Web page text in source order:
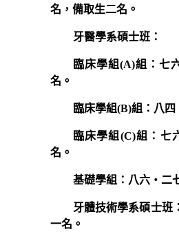
名，備取生二名。
牙醫學系碩士班：
臨床學組(A)組：七
名。
臨床學組(B)組：八
臨床學組(C)組：
名。
基礎學組：八六‧二
牙體技術學系碩士
一名。